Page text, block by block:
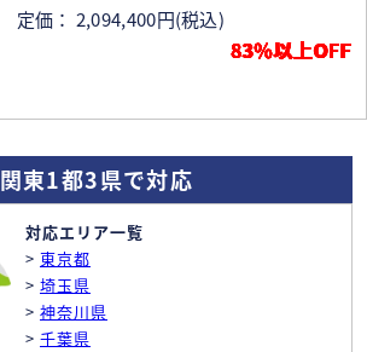
定価： 2,094,400円(税込)
83％以上OFF
関東1都3県で対応
対応エリア一覧
> 東京都
> 埼玉県
> 神奈川県
> 千葉県